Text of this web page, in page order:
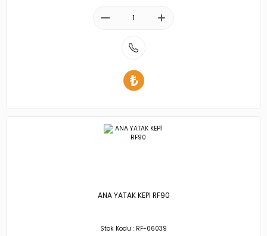
ANA YATAK KEPİ RF90
Stok Kodu : RF-06039